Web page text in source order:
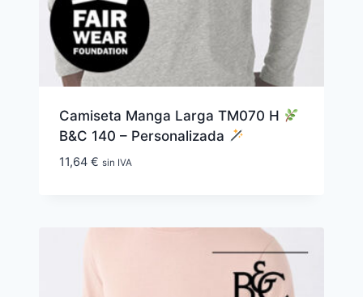
Camiseta Manga Larga TM070 H
B&C 140 – Personalizada
11,64 € sin IVA